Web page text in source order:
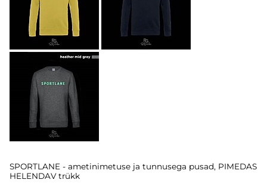
SPORTLANE - ametinimetuse ja tunnusega pusad, PIMEDAS
HELENDAV trükk